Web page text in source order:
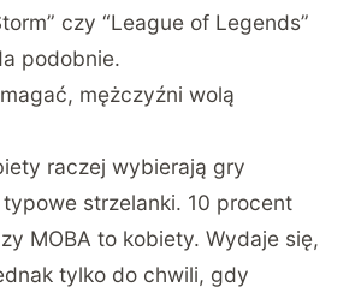
czy “League of Legends”
podobnie.
mężczyźni wolą
raczej wybierają gry
strzelanki. 10 procent
MOBA to kobiety. Wydaje się,
tylko do chwili, gdy